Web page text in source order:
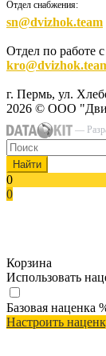
Отдел снабжения:
sn@dvizhok.team
Отдел по работе
г. Пермь, ул.
2026 © ООО
—
Найти
0
0
Корзина
Использовать
Базовая наценка
Настроить